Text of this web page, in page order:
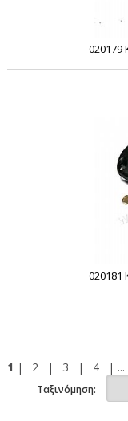
020179
020181
1 | 2 | 3 | 4 | ...
Ταξινόμηση: